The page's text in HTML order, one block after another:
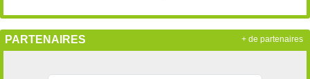
PARTENAIRES + de partenaires